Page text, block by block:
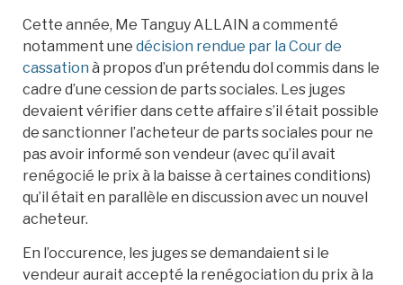
Cette année, Me Tanguy ALLAIN a commenté
notamment une décision rendue par la Cour de
cassation à propos d’un prétendu dol commis dans le
cadre d’une cession de parts sociales. Les juges
devaient vérifier dans cette affaire s’il était possible
de sanctionner l’acheteur de parts sociales pour ne
pas avoir informé son vendeur (avec qu’il avait
renégocié le prix à la baisse à certaines conditions)
qu’il était en parallèle en discussion avec un nouvel
acheteur.
En l’occurence, les juges se demandaient si le
vendeur aurait accepté la renégociation du prix à la